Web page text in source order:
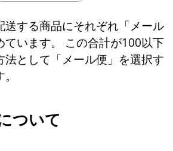
送する商品にそれぞれ「メール
ています。 この合計が100以下
法として「メール便」を選択す
ついて